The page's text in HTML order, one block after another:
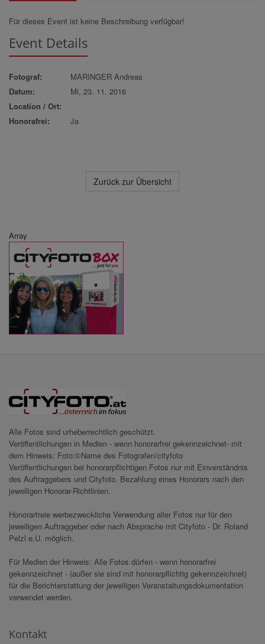
Für dieses Event ist keine Beschreibung verfügbar!
Event Details
Fotograf:
MARINGER Andreas
Datum:
Mi, 23. 11. 2016
Location / Ort:
Honorafrei:
Ja
Zurück zur Übersicht
Array
Alle Fotos sind urheberrechtlich geschützt.
Veröffentlichungen in Medien - wenn honorarfrei gekennzeichnet- mit
dem Hinweis: Foto:©Name des Fotografen/cityfoto
Veröffentlichungen bei honorarpflichtigen Fotos nur mit Einverständnis
des Auftraggebers und Cityfoto. Bezahlung eines Honorars nach den
jeweiligen Honorar-Richtlinien.
Honorarfreie werbezweckliche Verwendung aller Fotos nur für den
jeweiligen Auftraggeber oder nach Absprache mit Cityfoto - Dr. Roland
Pelzl e.U. möglich.
Für Medien der Hinweis: Alle Fotos dürfen - wenn honorarfrei
gekennzeichnet - (außer sie sind mit honorarpflichtig gekennzeichnet)
für die Berichterstattung der jeweiligen Veranstaltungsdokumentation
verwendet werden.
Kontakt